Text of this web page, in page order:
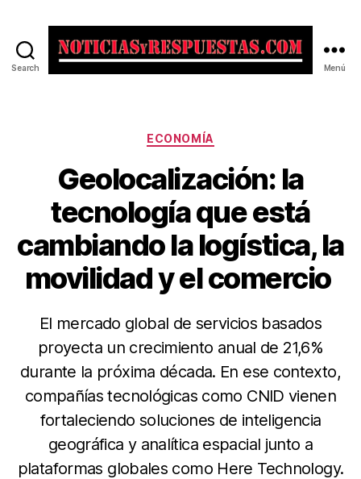
Search Menú
Categorías
ECONOMÍA
Geolocalización: la
tecnología que está
cambiando la logística, la
movilidad y el comercio
El mercado global de servicios basados
proyecta un crecimiento anual de 21,6%
durante la próxima década. En ese contexto,
compañías tecnológicas como CNID vienen
fortaleciendo soluciones de inteligencia
geográfica y analítica espacial junto a
plataformas globales como Here Technology.